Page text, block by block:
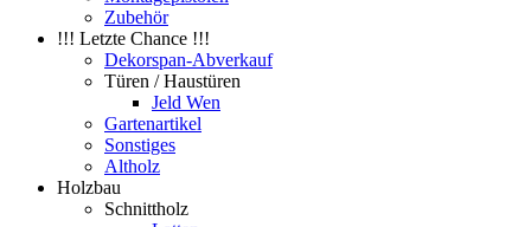
Zubehör
!!! Letzte Chance !!!
Dekorspan-Abverkauf
Türen / Haustüren
Jeld Wen
Gartenartikel
Sonstiges
Altholz
Holzbau
Schnittholz